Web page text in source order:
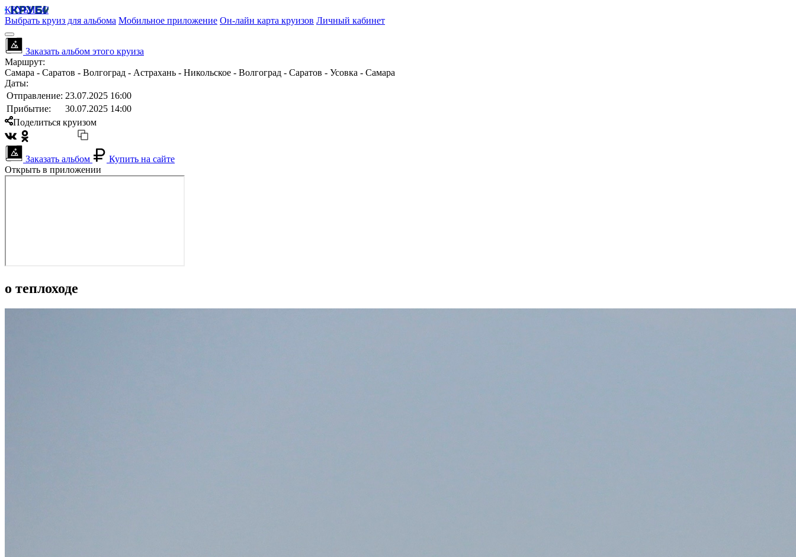
КРУБИСС
Выбрать круиз для альбома Мобильное приложение Он-лайн карта круизов Личный кабинет
Заказать альбом этого круиза
Маршрут:
Самара - Саратов - Волгоград - Астрахань - Никольское - Волгоград - Саратов - Усовка - Самара
Даты:
Отправление: 23.07.2025 16:00
Прибытие:
30.07.2025 14:00
Поделиться круизом
Заказать альбом
Купить на сайте
Открыть в приложении
о теплоходе